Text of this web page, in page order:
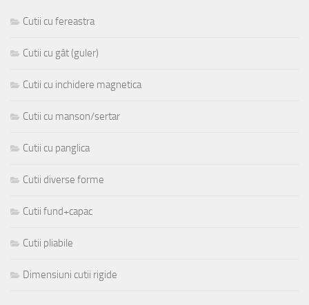
Cutii cu fereastra
Cutii cu gât (guler)
Cutii cu inchidere magnetica
Cutii cu manson/sertar
Cutii cu panglica
Cutii diverse forme
Cutii fund+capac
Cutii pliabile
Dimensiuni cutii rigide